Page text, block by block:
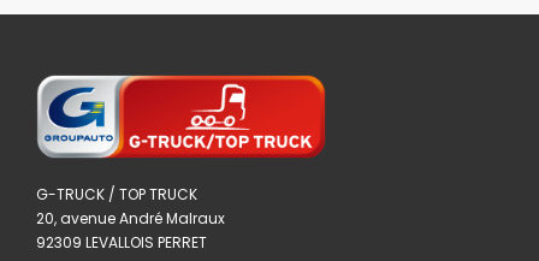
G-TRUCK / TOP TRUCK
20, avenue André Malraux
92309 LEVALLOIS PERRET